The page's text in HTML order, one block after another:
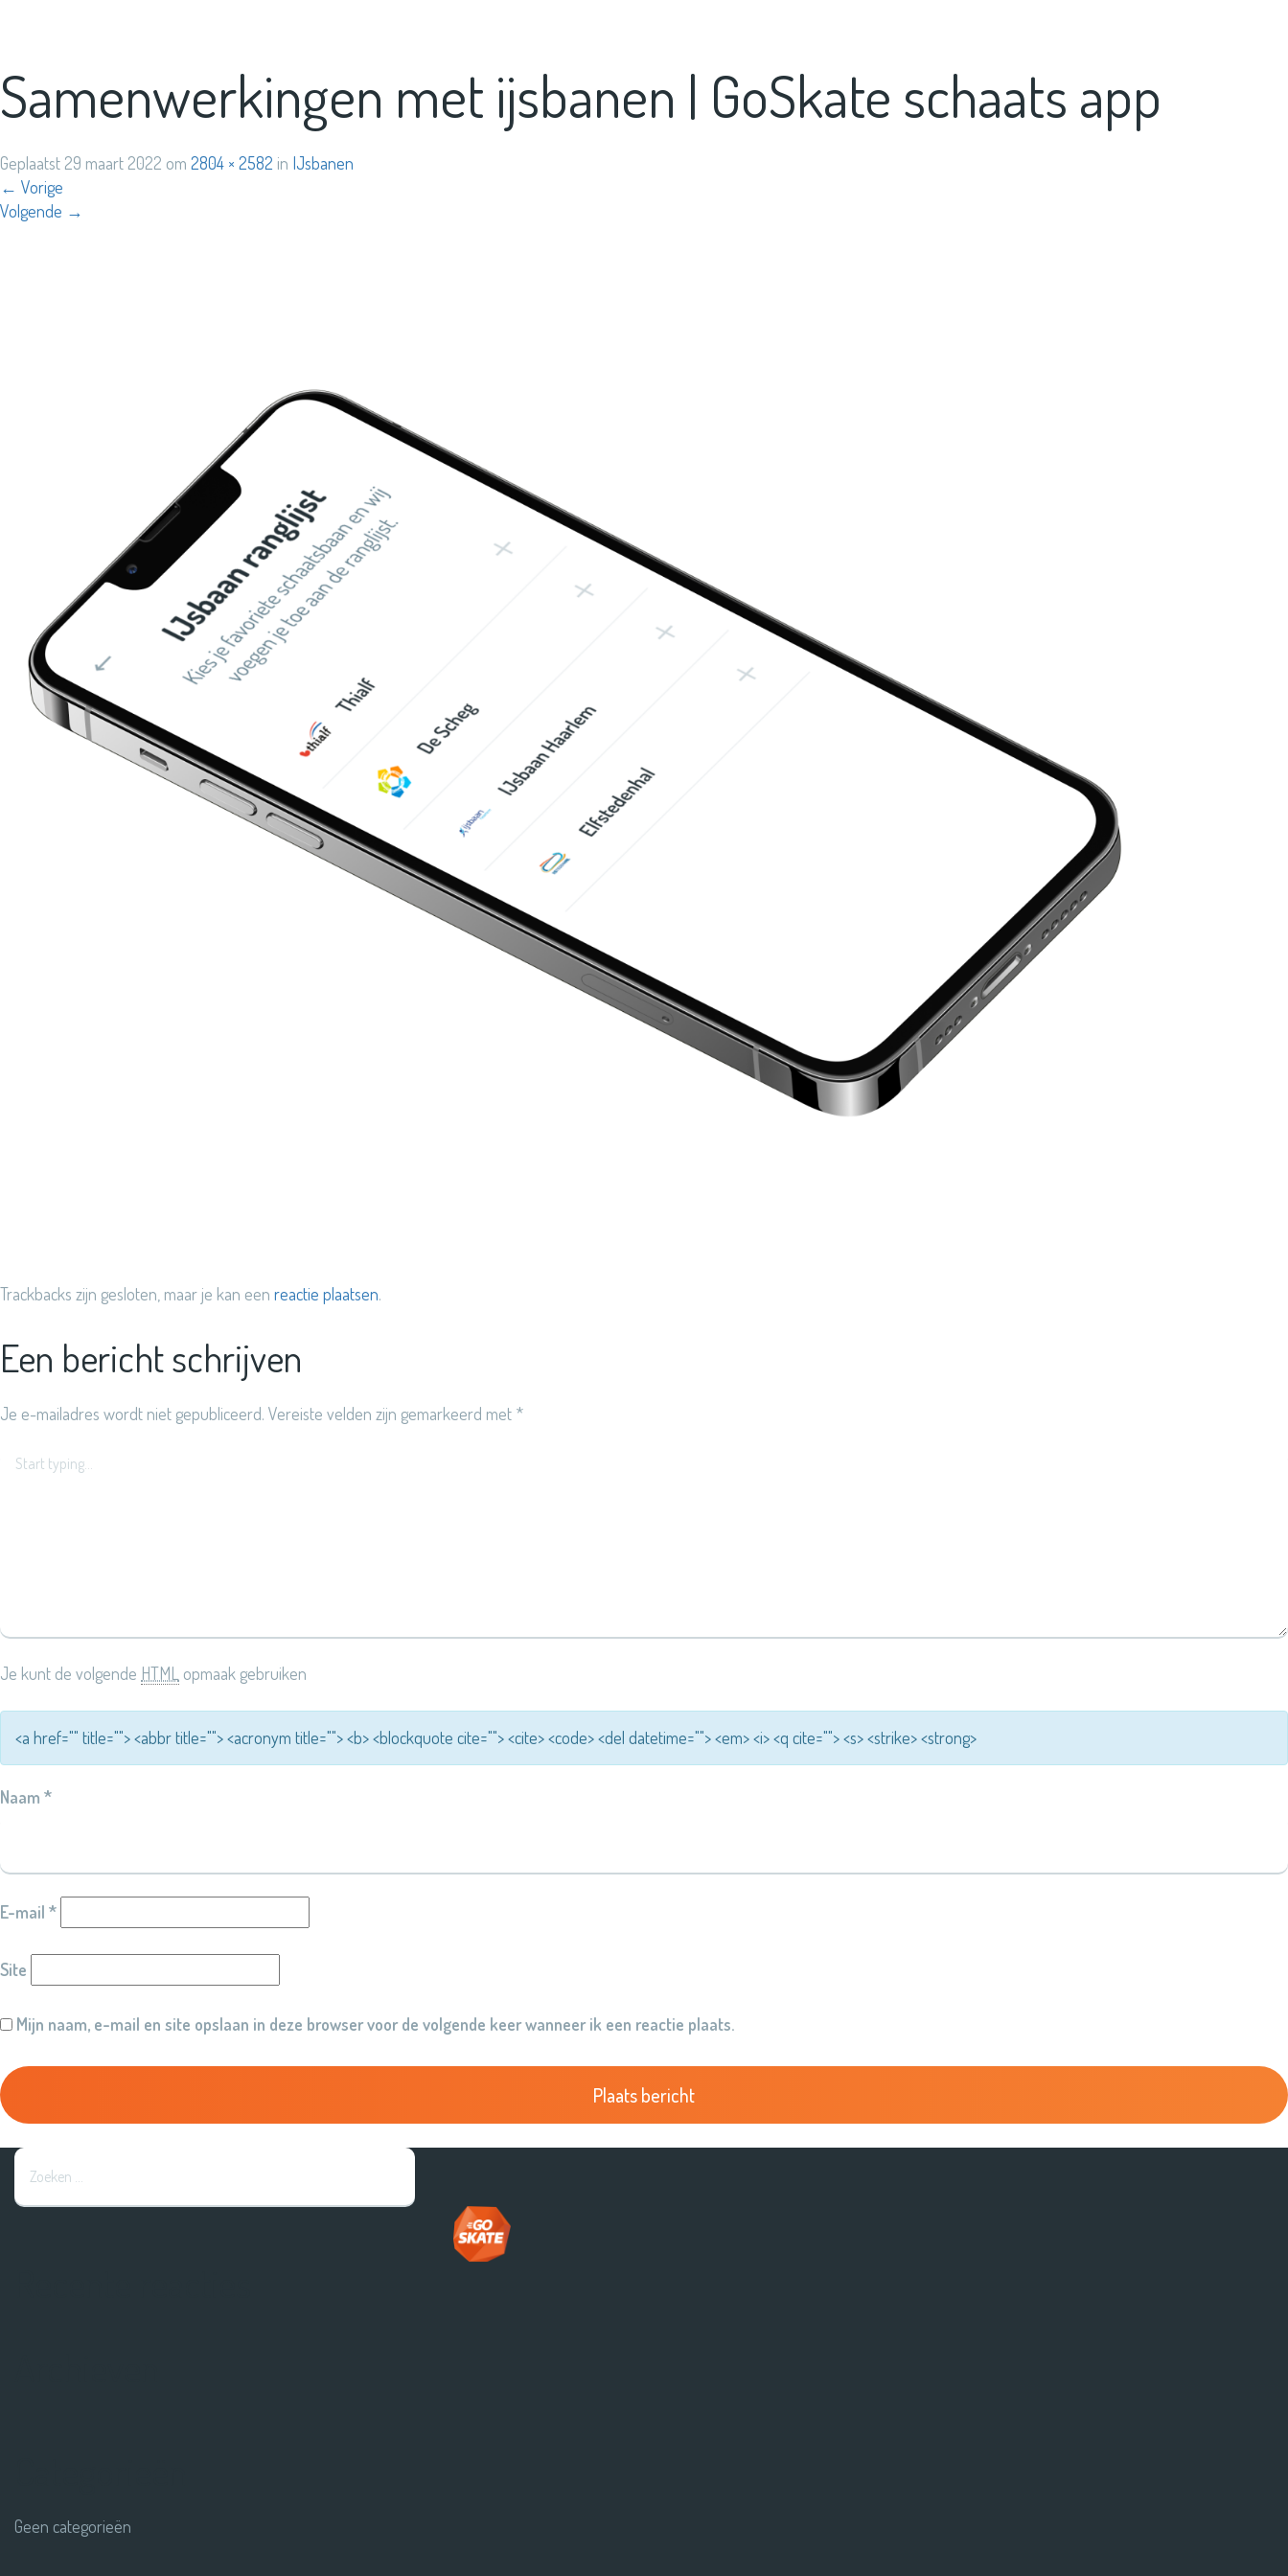
Samenwerkingen met ijsbanen | GoSkate schaats app
Geplaatst 29 maart 2022 om 2804 × 2582 in IJsbanen
← Vorige
Volgende →
Trackbacks zijn gesloten, maar je kan een reactie plaatsen.
Een bericht schrijven
Je e-mailadres wordt niet gepubliceerd. Vereiste velden zijn gemarkeerd met *
Je kunt de volgende HTML opmaak gebruiken
<a href="" title=""> <abbr title=""> <acronym title=""> <b> <blockquote cite=""> <cite> <code> <del datetime=""> <em> <i> <q cite=""> <s> <strike> <strong>
Naam *
E-mail *
Site
Mijn naam, e-mail en site opslaan in deze browser voor de volgende keer wanneer ik een reactie plaats.
Geen categorieën